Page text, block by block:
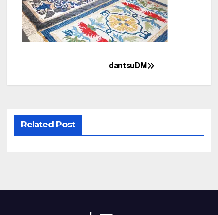
稿
ナ
ビ
シ
dantsuDM
Related Post